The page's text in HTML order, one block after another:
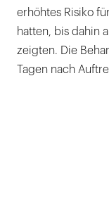
erhöhtes Risiko
hatten, bis dahin
zeigten. Die
Tagen nach